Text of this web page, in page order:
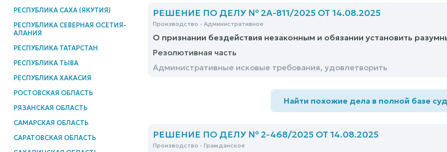
РЕСПУБЛИКА САХА (ЯКУТИЯ)
РЕСПУБЛИКА СЕВЕРНАЯ ОСЕТИЯ-
АЛАНИЯ
РЕСПУБЛИКА ТАТАРСТАН
РЕСПУБЛИКА ТЫВА
РЕСПУБЛИКА ХАКАСИЯ
РОСТОВСКАЯ ОБЛАСТЬ
РЯЗАНСКАЯ ОБЛАСТЬ
САМАРСКАЯ ОБЛАСТЬ
САРАТОВСКАЯ ОБЛАСТЬ
РЕШЕНИЕ ПО ДЕЛУ № 2А-811/2025 ОТ 14.08.2025
Производство - Административное
О признании бездействия незаконным и обязании установить
Резолютивная часть
Административные исковые требования, удовлетворить
Найти похожие дела в полной базе
РЕШЕНИЕ ПО ДЕЛУ № 2-468/2025 ОТ 14.08.2025
Производство - Гражданское